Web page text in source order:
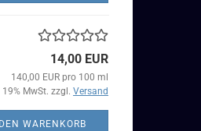
14,00 EUR
140,00 EUR pro 100 ml
19% MwSt. zzgl. Versand
WARENKORB